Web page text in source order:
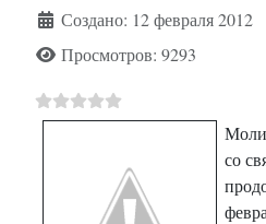
Создано: 12 февраля 2012
Просмотров: 9293
со